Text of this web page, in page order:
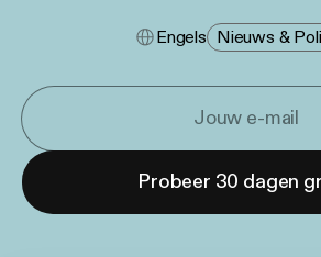
Engels Nieuws &
Probeer 30 dagen